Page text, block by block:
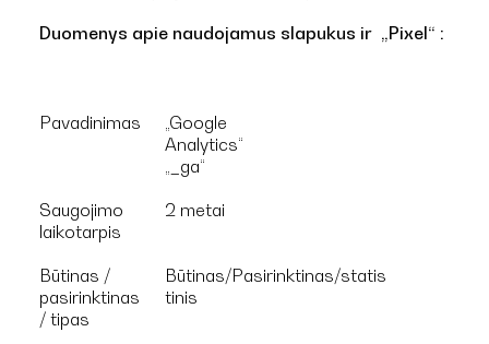
Duomenys apie naudojamus slapukus ir „Pixel“ :
Pavadinimas
Saugojimo
laikotarpis
Būtinas /
pasirinktinas
/ tipas
„Google
Analytics“
„_ga“
2 metai
Būtinas/Pasirinktinas/statis
tinis